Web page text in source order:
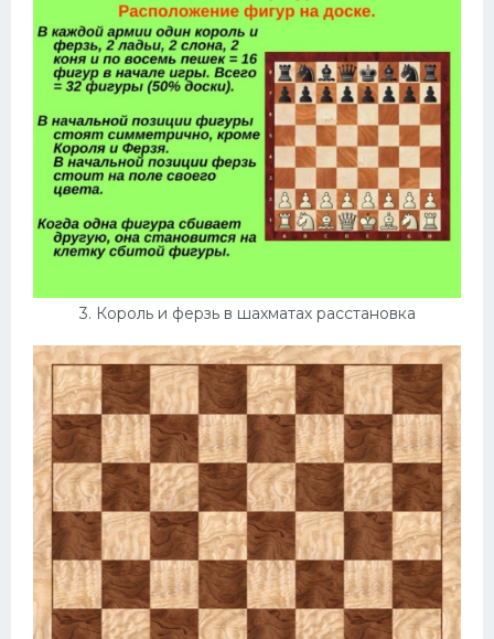
3. Король и ферзь в шахматах расстановка